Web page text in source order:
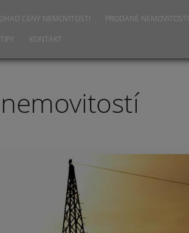
CENY NEMOVITOSTI PRODANÉ NEMOVITOSTI
KONTAKT